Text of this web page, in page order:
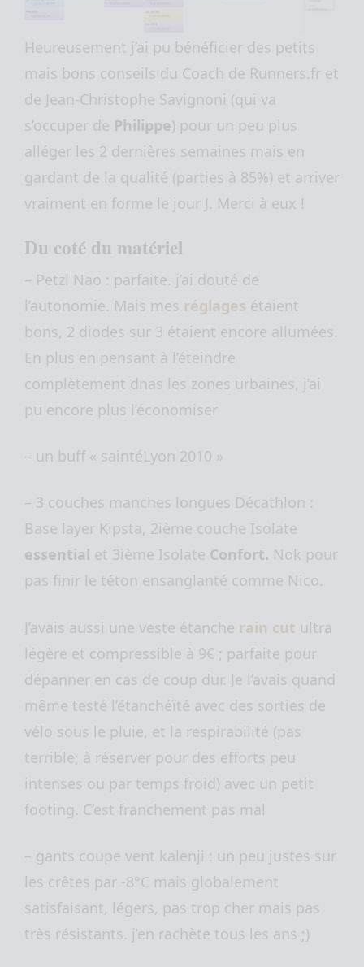
Heureusement j’ai pu bénéficier des petits
mais bons conseils du Coach de Runners.fr et
de Jean-Christophe Savignoni (qui va
s’occuper de Philippe) pour un peu plus
alléger les 2 dernières semaines mais en
gardant de la qualité (parties à 85%) et arriver
vraiment en forme le jour J. Merci à eux !
Du coté du matériel
– Petzl Nao : parfaite. j’ai douté de
l’autonomie. Mais mes réglages étaient
bons, 2 diodes sur 3 étaient encore allumées.
En plus en pensant à l’éteindre
complètement dnas les zones urbaines, j’ai
pu encore plus l’économiser
– un buff « saintéLyon 2010 »
– 3 couches manches longues Décathlon :
Base layer Kipsta, 2ième couche Isolate
essential et 3ième Isolate Confort. Nok pour
pas finir le téton ensanglanté comme Nico.
J’avais aussi une veste étanche rain cut ultra
légère et compressible à 9€ ; parfaite pour
dépanner en cas de coup dur. Je l’avais quand
même testé l’étanchéïté avec des sorties de
vélo sous le pluie, et la respirabilité (pas
terrible; à réserver pour des efforts peu
intenses ou par temps froid) avec un petit
footing. C’est franchement pas mal
– gants coupe vent kalenji : un peu justes sur
les crêtes par -8°C mais globalement
satisfaisant, légers, pas trop cher mais pas
très résistants. j’en rachète tous les ans ;)